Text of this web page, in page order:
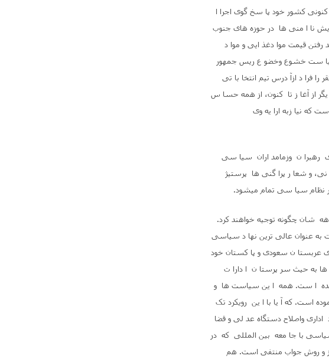
کنونی کشور خود پا سخ گوی اجرا ا
نا ا منی ها در حوزه های جنوب
قیمت موا دغذ ایی و موا د
سیا ست خشوع وخضو ع ریس جمهور
فرا د ازآ درس تیم انتخا با تی
از آغا ز تا کنون، از همه حسا س
که نیا زبه ارا یه وی
رهبرا ن وزمامد اران سیا سی
و شعا ر پرا گنی ها پرستیژ
نظام سیا سی تمام میشود.
شان چگونه توجیه خواهند کرد.
به عنوان عالی ترین نها د سیاسی
عربستا ن سعودی و پا کستان خود
ها به حیث سر پرستا ن ا دارا ت
شده ا ست. همه ا ین سیاست ها و
است. که آ یا با ا ین رویکرد تک
اداری واصلاح دستگاه عد لی و قضا
با جا معه بین المللی که در
و روش جواب منتفی است. هم